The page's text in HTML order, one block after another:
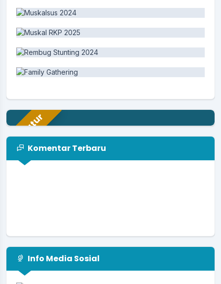
AparaturKomentar Terbaru
Info Media Sosial